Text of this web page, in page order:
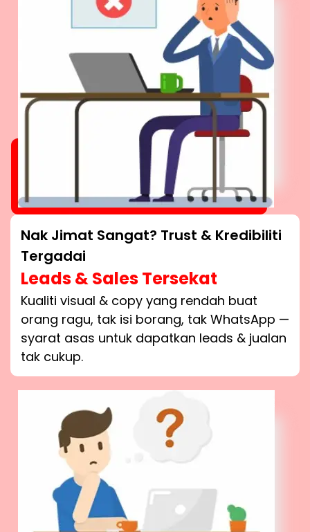
Nak Jimat Sangat? Trust & Kredibiliti
Tergadai
Leads & Sales Tersekat
Kualiti visual & copy yang rendah buat
orang ragu, tak isi borang, tak WhatsApp —
syarat asas untuk dapatkan leads & jualan
tak cukup.